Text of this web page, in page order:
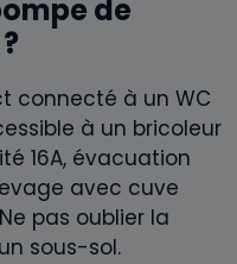
de
connecté à un WC
à un bricoleur
16A, évacuation
avec cuve
pas oublier la
sous-sol.